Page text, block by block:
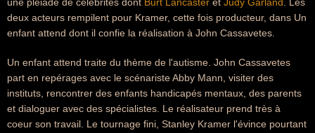
deux acteurs rempilent pour Kramer, cette fois producteur, dans Un
enfant attend dont il confie la réalisation à John Cassavetes.
Un enfant attend traite du thème de l'autisme. John Cassavetes
part en repérages avec le scénariste Abby Mann, visiter des
instituts, rencontrer des enfants handicapés mentaux, des parents
et dialoguer avec des spécialistes. Le réalisateur prend très à
coeur son travail. Le tournage fini, Stanley Kramer l'évince pourtant